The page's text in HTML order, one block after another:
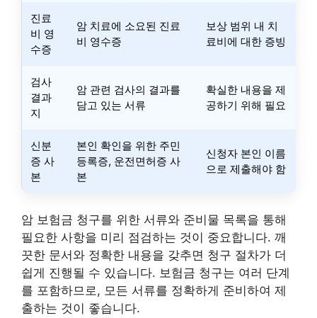
진료
비 영
수증
암 치료에 소요된 진료
비 영수증
보상 범위 내 치
료비에 대한 증빙
검사
결과
지
암 관련 검사의 결과를
담고 있는 서류
확실한 내용을 제
공하기 위해 필요
신분
증 사
본
본인 확인을 위한 주민
등록증, 운전면허증 사
본
신청자 본인 이름
으로 제출해야 함
암 보험금 청구를 위한 서류와 준비물 목록을 통해
필요한 사항을 미리 점검하는 것이 중요합니다. 깨
끗한 문서와 정확한 내용을 갖추면 청구 절차가 더
쉽게 진행될 수 있습니다. 보험금 청구는 여러 단계
를 포함하므로, 모든 서류를 정확하게 준비하여 제
출하는 것이 좋습니다.